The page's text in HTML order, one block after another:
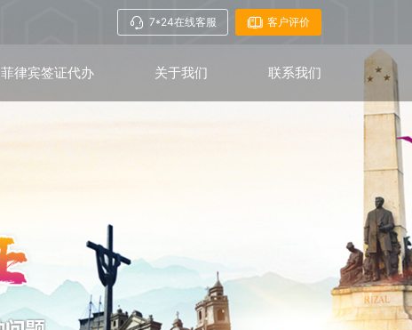
7*24在线客服 客户评价
菲律宾签证代办 关于我们 联系我们